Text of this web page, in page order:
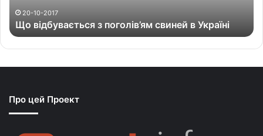
т
ь
п
о
20-10-2017
Що відбувається з поголів’ям свиней в Україні
Про цей Проект